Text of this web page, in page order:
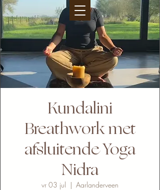
Kundalini
Breathwork met
afsluitende Yoga
Nidra
vr 03 jul
  |
Aarlanderveen